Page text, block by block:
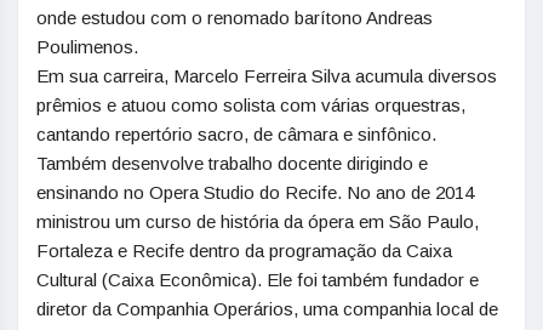
onde estudou com o renomado barítono Andreas
Poulimenos.
Em sua carreira, Marcelo Ferreira Silva acumula diversos
prêmios e atuou como solista com várias orquestras,
cantando repertório sacro, de câmara e sinfônico.
Também desenvolve trabalho docente dirigindo e
ensinando no Opera Studio do Recife. No ano de 2014
ministrou um curso de história da ópera em São Paulo,
Fortaleza e Recife dentro da programação da Caixa
Cultural (Caixa Econômica). Ele foi também fundador e
diretor da Companhia Operários, uma companhia local de